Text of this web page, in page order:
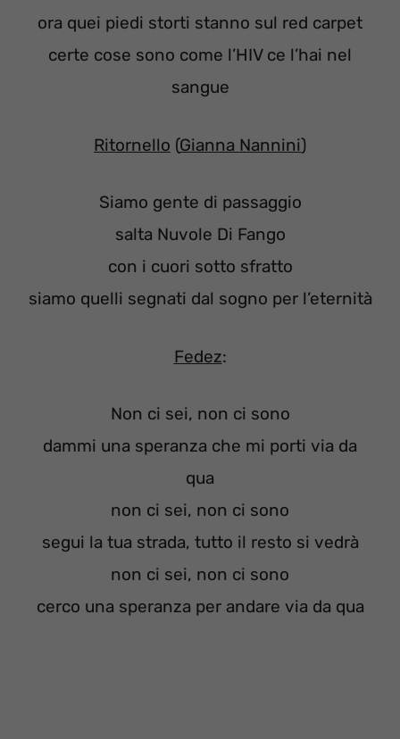
ora quei piedi storti stanno sul red carpet
certe cose sono come l’HIV ce l’hai nel
sangue
Ritornello (Gianna Nannini)
Siamo gente di passaggio
salta Nuvole Di Fango
con i cuori sotto sfratto
siamo quelli segnati dal sogno per l’eternità
Fedez:
Non ci sei, non ci sono
dammi una speranza che mi porti via da
qua
non ci sei, non ci sono
segui la tua strada, tutto il resto si vedrà
non ci sei, non ci sono
cerco una speranza per andare via da qua